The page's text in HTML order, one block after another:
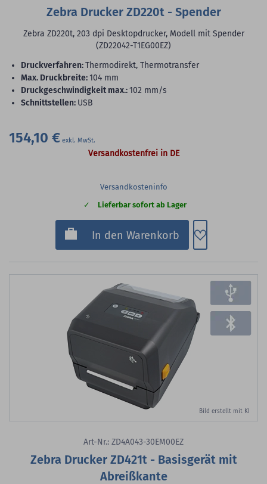
Zebra Drucker ZD220t - Spender
Zebra ZD220t, 203 dpi Desktopdrucker, Modell mit Spender
(ZD22042-T1EG00EZ)
Druckverfahren:Thermodirekt, Thermotransfer
max. Druckbreite:104 mm
Druckgeschwindigkeit max.:102 mm/s
Schnittstellen: USB
154,10 €
Versandkostenfrei in DE
Versandkosteninfo
Lieferbar sofort ab Lager
In den Warenkorb Zum
Bild erstellt mit KI
Art-Nr.: ZD4A043-30EM00EZ
Zebra Drucker ZD421t - Basisgerät mit
Abreißkante